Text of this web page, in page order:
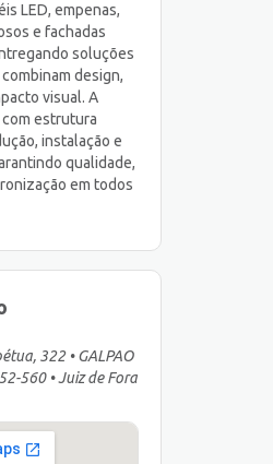
LED, empenas,
e fachadas
soluções
design,
visual. A
estrutura
instalação e
qualidade,
em todos
322 • GALPAO
560 • Juiz de Fora